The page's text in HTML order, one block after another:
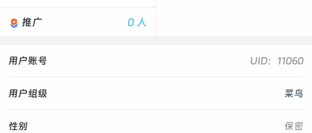
0 人
推广
UID：11060
用户账号
菜鸟
用户组级
保密
性别